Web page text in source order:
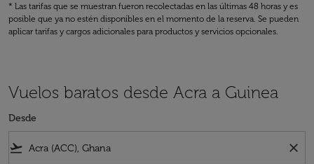
* Las tarifas que se muestran fueron recolectadas en las últimas 48 horas y es
posible que ya no estén disponibles en el momento de la reserva. Se pueden
aplicar tarifas y cargos adicionales para productos y servicios opcionales.
Vuelos baratos desde Acra a Guinea
Desde
flight_takeoff close